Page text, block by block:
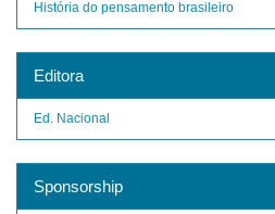
História do pensamento brasileiro
Editora
Ed. Nacional
Sponsorship